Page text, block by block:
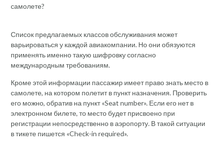
Список предлагаемых классов обслуживания может
варьироваться у каждой авиакомпании. Но они обязуются
применять именно такую шифровку согласно
международным требованиям.
Кроме этой информации пассажир имеет право знать место в
самолете, на котором полетит в пункт назначения. Проверить
его можно, обратив на пункт «Seat number». Если его нет в
электронном билете, то место будет присвоено при
регистрации непосредственно в аэропорту. В такой ситуации
в тикете пишется «Check-in required».